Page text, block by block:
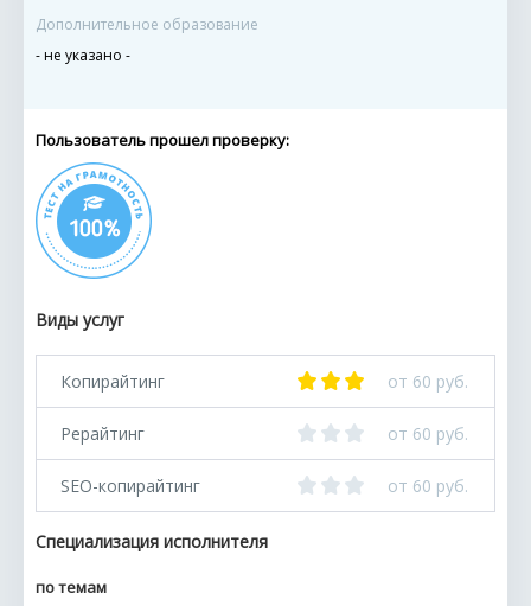
Дополнительное образование
- не указано -
Пользователь прошел проверку:
Виды услуг
Копирайтинг от 60 руб.
Рерайтинг от 60 руб.
SEO-копирайтинг от 60 руб.
Специализация исполнителя
по темам